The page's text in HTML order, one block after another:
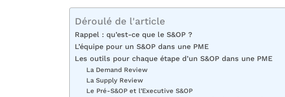
Déroulé de l'article
Rappel : qu’est-ce que le S&OP ?
L’équipe pour un S&OP dans une PME
Les outils pour chaque étape d’un S&OP dans une PME
La Demand Review
La Supply Review
Le Pré-S&OP et l’Executive S&OP